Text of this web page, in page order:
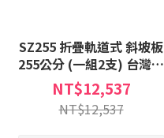
SZ255 折疊軌道式 斜坡板
255公分 (一組2支) 台灣製
斜坡板 (不含安裝) 非固定
式斜坡板C款補助
NT$12,537
NT$12,537